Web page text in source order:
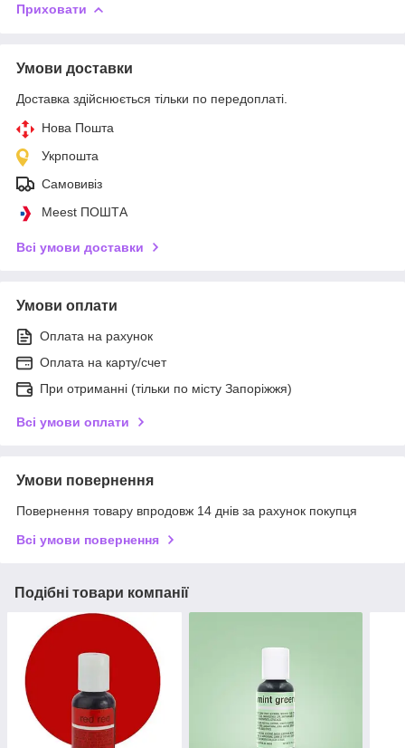
Приховати
Умови доставки
Доставка здійснюється тільки по передоплаті.
Нова Пошта
Укрпошта
Самовивіз
Meest ПОШТА
Всі умови доставки
Умови оплати
Оплата на рахунок
Оплата на карту/счет
При отриманні (тільки по місту Запоріжжя)
Всі умови оплати
Умови повернення
Повернення товару впродовж 14 днів за рахунок покупця
Всі умови повернення
Подібні товари компанії